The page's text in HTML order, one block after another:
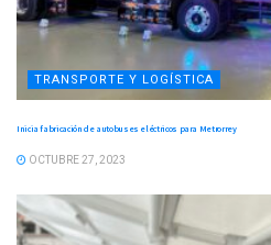
TRANSPORTE Y LOGÍSTICA
Inicia fabricación de autobuses eléctricos para Metrorrey
OCTUBRE 27, 2023